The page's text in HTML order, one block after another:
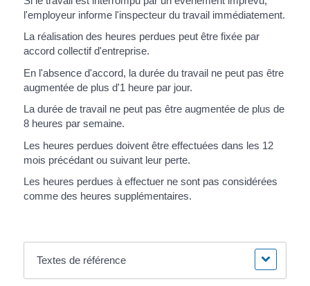
l'employeur informe l'inspecteur du travail immédiatement.
La réalisation des heures perdues peut être fixée par
accord collectif d'entreprise.
En l'absence d'accord, la durée du travail ne peut pas être
augmentée de plus d'1 heure par jour.
La durée de travail ne peut pas être augmentée de plus de
8 heures par semaine.
Les heures perdues doivent être effectuées dans les 12
mois précédant ou suivant leur perte.
Les heures perdues à effectuer ne sont pas considérées
comme des heures supplémentaires.
Textes de référence